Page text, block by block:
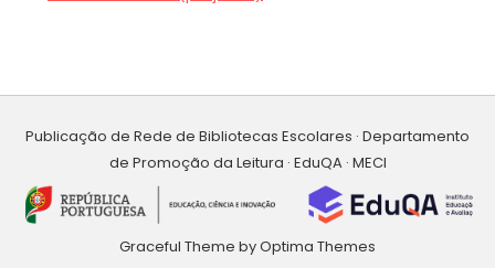
Publicação de Rede de Bibliotecas Escolares · Departamento
de Promoção da Leitura · EduQA · MECI
Graceful Theme byOptima Themes